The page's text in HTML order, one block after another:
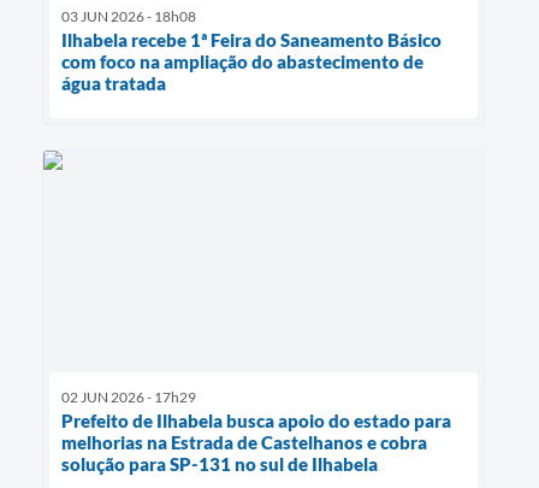
03 JUN 2026 - 18h08
Ilhabela recebe 1ª Feira do Saneamento Básico
com foco na ampliação do abastecimento de
água tratada
02 JUN 2026 - 17h29
Prefeito de Ilhabela busca apoio do estado para
melhorias na Estrada de Castelhanos e cobra
solução para SP-131 no sul de Ilhabela